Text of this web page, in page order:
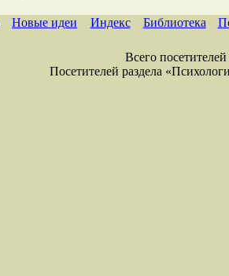
Новые идеи Индекс Библиотека
Всего
Посетителей раздела